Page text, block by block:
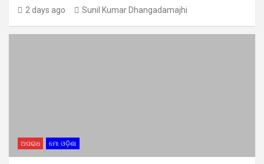
2 days ago Sunil Kumar Dhangadamajhi
ଅପରାଧ ମୋ ଓଡ଼ିଶା